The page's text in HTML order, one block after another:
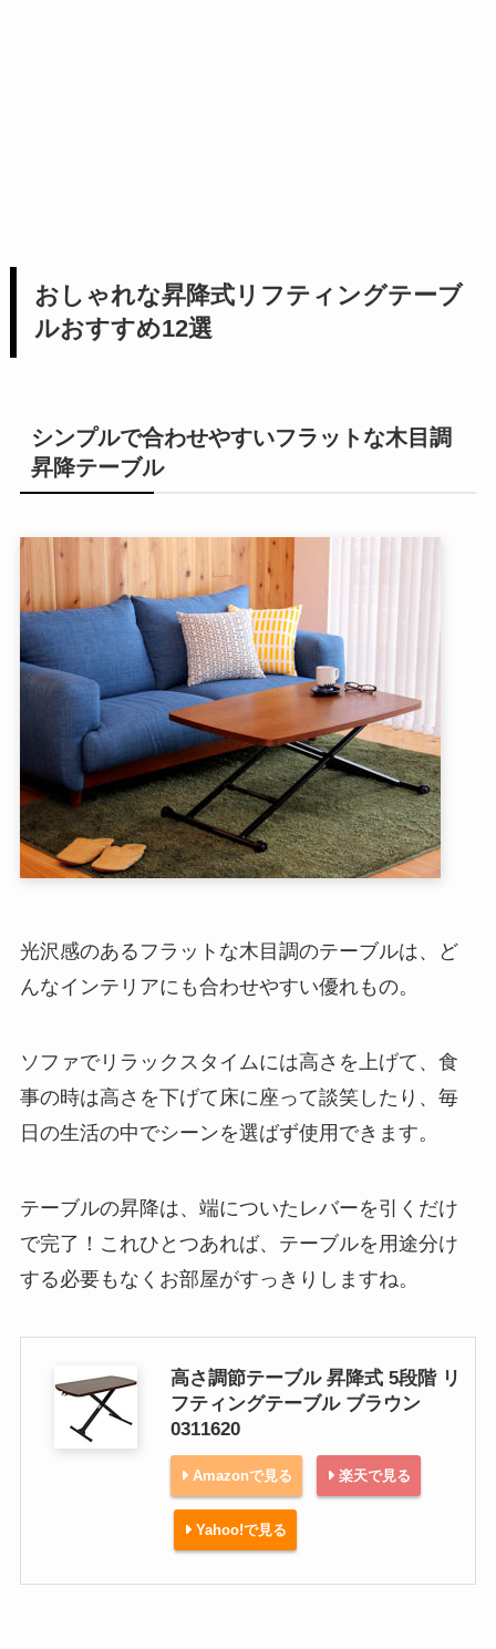
おしゃれな昇降式リフティングテーブ
ルおすすめ12選
シンプルで合わせやすいフラットな木目調
昇降テーブル
光沢感のあるフラットな木目調のテーブルは、ど
んなインテリアにも合わせやすい優れもの。
ソファでリラックスタイムには高さを上げて、食
事の時は高さを下げて床に座って談笑したり、毎
日の生活の中でシーンを選ばず使用できます。
テーブルの昇降は、端についたレバーを引くだけ
で完了！これひとつあれば、テーブルを用途分け
する必要もなくお部屋がすっきりしますね。
高さ調節テーブル 昇降式 5段階 リ
フティングテーブル ブラウン
0311620
Amazonで見る 楽天で見る
Yahoo!で見る